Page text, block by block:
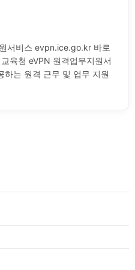
서비스 evpn.ice.go.kr 바로
육청 eVPN 원격업무지원서
하는 원격 근무 및 업무 지원